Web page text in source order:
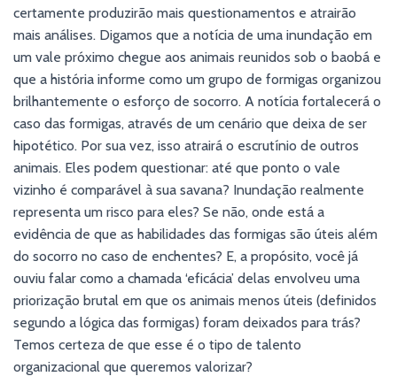
certamente produzirão mais questionamentos e atrairão
mais análises. Digamos que a notícia de uma inundação em
um vale próximo chegue aos animais reunidos sob o baobá e
que a história informe como um grupo de formigas organizou
brilhantemente o esforço de socorro. A notícia fortalecerá o
caso das formigas, através de um cenário que deixa de ser
hipotético. Por sua vez, isso atrairá o escrutínio de outros
animais. Eles podem questionar: até que ponto o vale
vizinho é comparável à sua savana? Inundação realmente
representa um risco para eles? Se não, onde está a
evidência de que as habilidades das formigas são úteis além
do socorro no caso de enchentes? E, a propósito, você já
ouviu falar como a chamada ‘eficácia’ delas envolveu uma
priorização brutal em que os animais menos úteis (definidos
segundo a lógica das formigas) foram deixados para trás?
Temos certeza de que esse é o tipo de talento
organizacional que queremos valorizar?